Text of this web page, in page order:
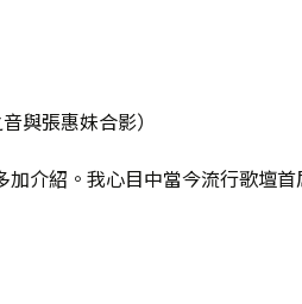
與張惠妹合影）
加介紹。我心目中當今流行歌壇首
的張惠妹